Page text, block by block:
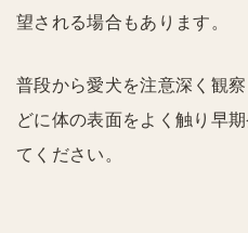
望される場合もあります。
普段から愛犬を注意深く観
どに体の表面をよく触り早
てください。